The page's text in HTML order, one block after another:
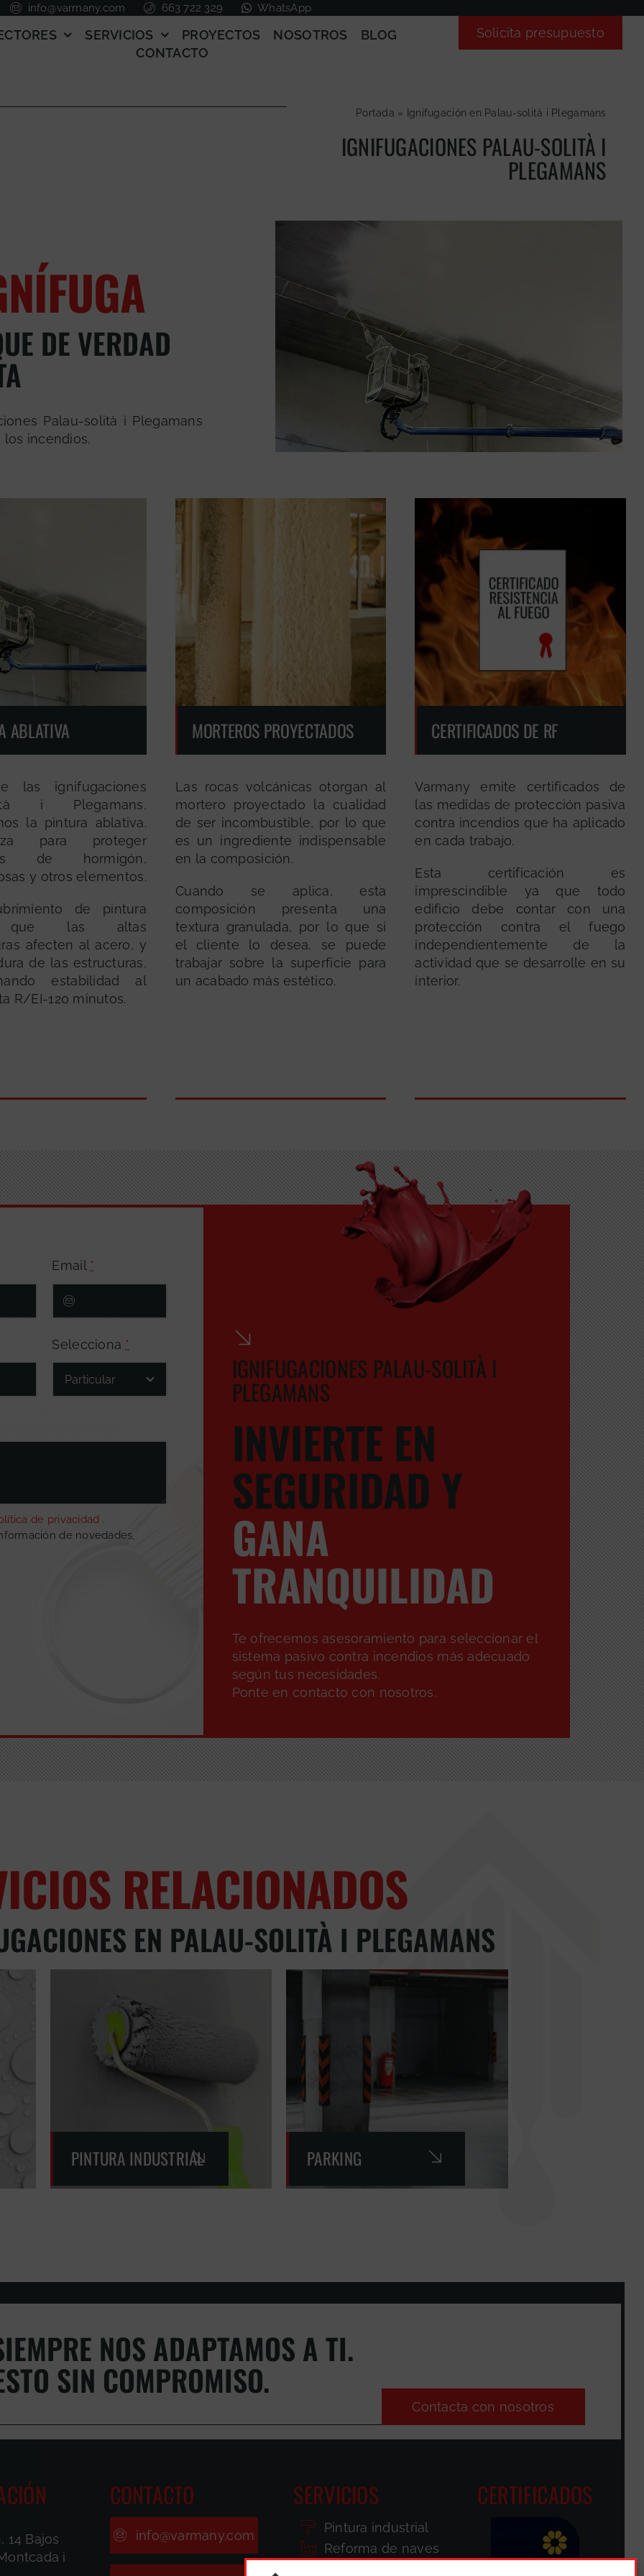
info@varmany.com 663 722 329 WhatsApp
SERVICIOS PROYECTOS NOSOTROS
BLOG
CONTACTO
Solicita presupuesto
Portada » Ignifugación en Palau-solità i Plegamans
IGNIFUGACIONES PALAU-SOLITÀ I
PLEGAMANS
DE VERDAD
Palau-solità i Plegamans
incendios.
ABLATIVA
las ignifugaciones
i Plegamans,
la pintura ablativa.
para proteger
de hormigón,
y otros elementos.
de pintura
que las altas
afecten al acero, y
de las estructuras,
estabilidad al
R/EI-120 minutos.
MORTEROS PROYECTADOS
Las rocas volcánicas otorgan al
mortero proyectado la cualidad
de ser incombustible, por lo que
es un ingrediente indispensable
en la composición.
Cuando se aplica, esta
composición presenta una
textura granulada, por lo que si
el cliente lo desea, se puede
trabajar sobre la superficie para
un acabado más estético.
CERTIFICADOS DE RF
Varmany emite certificados de
las medidas de protección pasiva
contra incendios que ha aplicado
en cada trabajo.
Esta certificación es
imprescindible ya que todo
edificio debe contar con una
protección contra el fuego
independientemente de la
actividad que se desarrolle en su
interior.
Email *
Selecciona *
de privacidad .
de novedades,
IGNIFUGACIONES PALAU-SOLITÀ I
PLEGAMANS
INVIERTE EN
SEGURIDAD Y
GANA
TRANQUILIDAD
Te ofrecemos asesoramiento para seleccionar el
sistema pasivo contra incendios más adecuado
según tus necesidades.
Ponte en contacto con nosotros.
RELACIONADOS
EN PALAU-SOLITÀ I PLEGAMANS
PINTURA INDUSTRIAL PARKING
NOS ADAPTAMOS A TI.
SIN COMPROMISO.
Contacta con nosotros
14 Bajos
i
CONTACTO
info@varmany.com
SERVICIOS
Pintura industrial
Reforma de naves
CERTIFICADOS
GRATUITA